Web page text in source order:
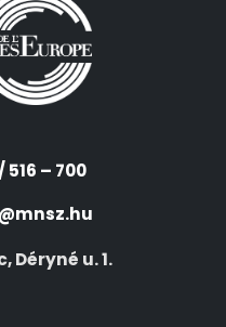
– 700
Déryné u. 1.